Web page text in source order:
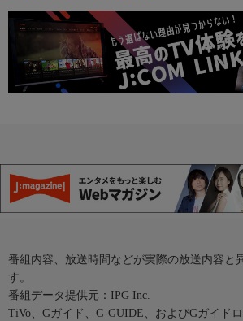
番組内容、放送時間などが実際の放送内容と
す。
番組データ提供元：IPG Inc.
TiVo、Gガイド、G-GUIDE、およびGガイド